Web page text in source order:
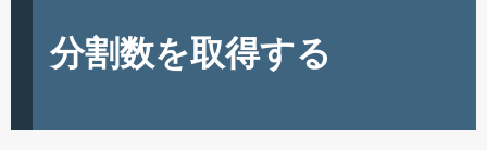
分割数を取得する